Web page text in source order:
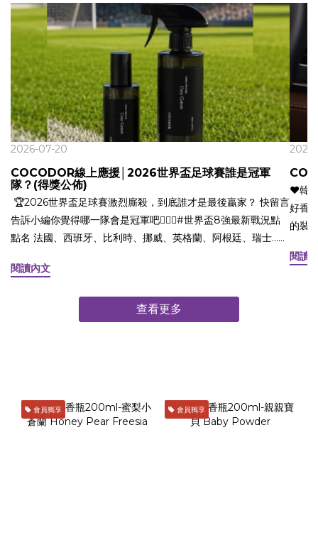
2026-07-20
COCODOR線上應援│2026世界盃足球賽誰是冠軍
隊？(得獎公佈)
🏆2026世界盃足球賽激烈廝殺，到底誰才是最後贏家？ 快留言
告訴小編你覺得哪一隊會是冠軍吧🏃🏻‍♂️#世界盃8強最新戰況點
點名 法國、西班牙、比利時、挪威、英格蘭、阿根廷、瑞士...
方式 ⚽️1. 追蹤 @cocodor_taiwan2. 按讚此則活動貼文影片
次) ⠀ 🎁 活動獎品⠀ Cocodor 織品除臭噴霧250ml (共5名/香味
閱讀內文
❤️韓國車用
好香
的裝
在生
液，
閱讀
查看更多
會員獨享 會員獨享